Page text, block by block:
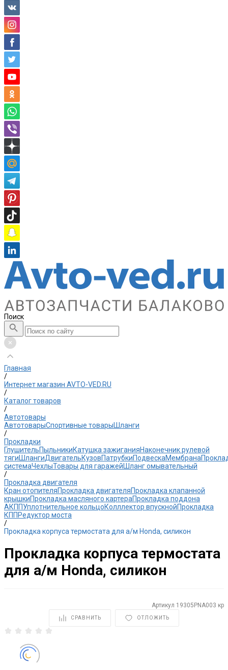
Поиск
Главная
/
Интернет магазин AVTO-VED.RU
/
Каталог товаров
/
Автотовары
АвтотоварыСпортивные товарыШланги
/
Прокладки
ГлушительПыльникиКатушка зажиганияНаконечник рулевой
тягиШлангиДвигательКузовПатрубкиПодвескаМембрана
системаЧехлыТовары для гаражейШланг омывательный
/
Прокладка двигателя
Кран отопителяПрокладка двигателяПрокладка клапанной
крышкиПрокладка масляного картераПрокладка поддона
АКППУплотнительное кольцоКолллектор впускнойПрокладка
КПП Редуктор моста
/
Прокладка корпуса термостата для а/м Honda, силикон
Прокладка корпуса термостата
для а/м Honda, силикон
Артикул 19305PNA003 кр
СРАВНИТЬ ОТЛОЖИТЬ